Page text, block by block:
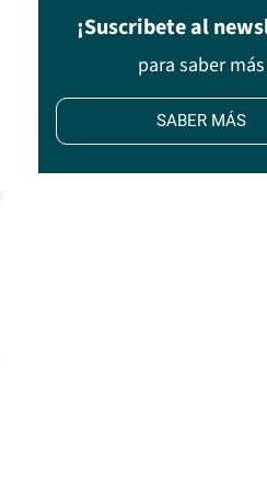
¡Suscribete al
para saber más
SABER MÁS